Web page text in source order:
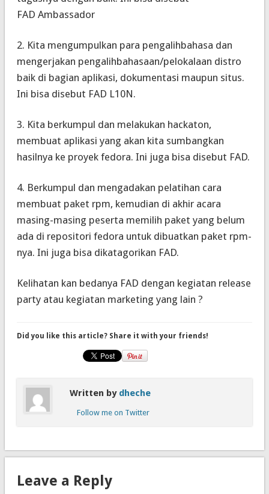
FAD Ambassador
2. Kita mengumpulkan para pengalihbahasa dan
mengerjakan pengalihbahasaan/pelokalaan distro
baik di bagian aplikasi, dokumentasi maupun situs.
Ini bisa disebut FAD L10N.
3. Kita berkumpul dan melakukan hackaton,
membuat aplikasi yang akan kita sumbangkan
hasilnya ke proyek fedora. Ini juga bisa disebut FAD.
4. Berkumpul dan mengadakan pelatihan cara
membuat paket rpm, kemudian di akhir acara
masing-masing peserta memilih paket yang belum
ada di repositori fedora untuk dibuatkan paket rpm-
nya. Ini juga bisa dikatagorikan FAD.
Kelihatan kan bedanya FAD dengan kegiatan release
partyatau kegiatan marketing yang lain ?
Did you like this article? Share it with your friends!
Written by dheche
Follow me on Twitter
Leave a Reply